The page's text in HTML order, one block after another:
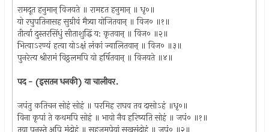
रामदूत हनुमान् विजयते ॥ रामदृत हनुमान् ॥ धृ०॥
यो रघुपतिनासह सुग्रीवं मैत्र्या योजितवान् ॥ विज० ॥१॥
तीर्त्वा दुस्तरसिंधुं सीताशुद्धिं य: कृतवान् ॥ विज० ॥२॥
भित्वाऽरण्यं हत्वा योऽक्षं लंकां ज्वालितवान् ॥ विज० ॥३॥
पुनरेत्य श्रीरामं विठ्ठलमपि यो हर्षितवान् ॥ विजयते ॥४॥
पद - (इसतन धनकी) या चालीवर.
जपंतु कतिचन सोहं सोहं ॥ परमिह राघव तव दासोऽहं ॥धृ०॥
विना कृपां ते कथमपि सोहं ॥ भावो नैव हरिष्यति सोहं ॥ जपं० ॥१॥